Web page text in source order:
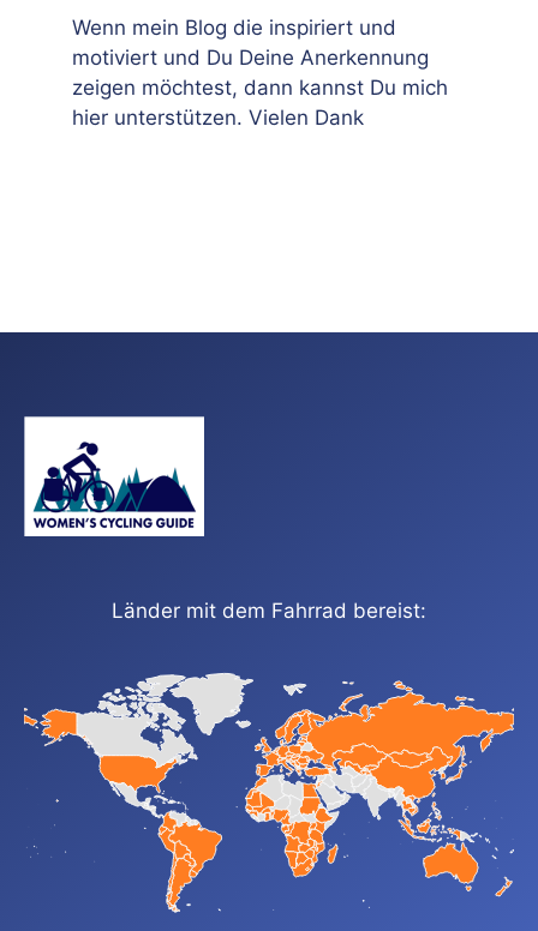
Wenn mein Blog die inspiriert und
motiviert und Du Deine Anerkennung
zeigen möchtest, dann kannst Du mich
hier unterstützen. Vielen Dank
Länder mit dem Fahrrad bereist: